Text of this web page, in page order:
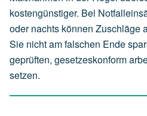
kostengünstiger. Bei
oder nachts können Zuschläge
Sie nicht am falschen Ende
geprüften, gesetzeskonform
setzen.